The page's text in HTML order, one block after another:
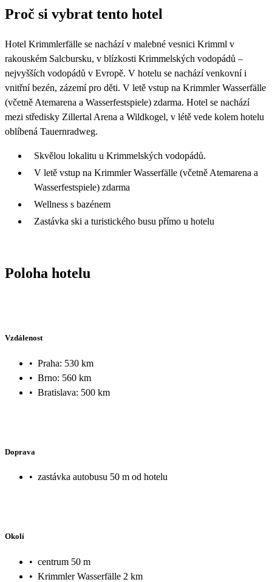
Proč si vybrat tento hotel
Hotel Krimmlerfälle se nachází v malebné vesnici Krimml v
rakouském Salcbursku, v blízkosti Krimmelských vodopádů –
nejvyšších vodopádů v Evropě. V hotelu se nachází venkovní i
vnitřní bezén, zázemí pro děti. V letě vstup na Krimmler Wasserfälle
(včetně Atemarena a Wasserfestspiele) zdarma. Hotel se nachází
mezi středisky Zillertal Arena a Wildkogel, v létě vede kolem hotelu
oblíbená Tauernradweg.
Skvělou lokalitu u Krimmelských vodopádů.
V letě vstup na Krimmler Wasserfälle (včetně Atemarena a
Wasserfestspiele) zdarma
Wellness s bazénem
Zastávka ski a turistického busu přímo u hotelu
Poloha hotelu
Vzdálenost
• Praha: 530 km
• Brno: 560 km
• Bratislava: 500 km
Doprava
• zastávka autobusu 50 m od hotelu
Okolí
• centrum 50 m
• Krimmler Wasserfälle 2 km